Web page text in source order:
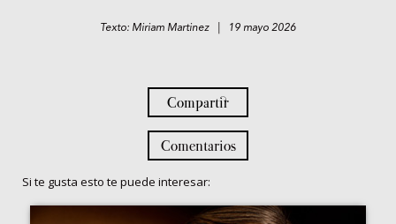
Texto: Miriam Martinez | 19 mayo 2026
Compartir
Comentarios
Si te gusta esto te puede interesar: